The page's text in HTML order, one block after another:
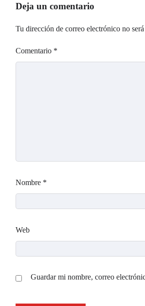
Deja un comentario
Tu dirección de correo electrónico no
Comentario *
Nombre *
Web
Guardar mi nombre, correo